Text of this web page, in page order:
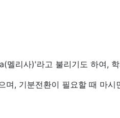
리사)'라고 불리기도 하여,
, 기분전환이 필요할 때 마시